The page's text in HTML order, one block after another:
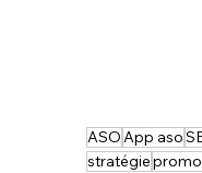
ASOApp aso
stratégie